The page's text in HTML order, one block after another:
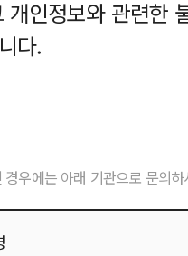
인정보와 관련한
다.
우에는 아래 기관으로 문의